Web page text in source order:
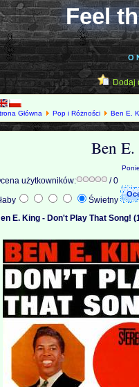
Feel
O
Dodaj
Główna Pop i Różności Ben E.
Ben
użytkowników:
/ 0
Świetny
E. King - Don't Play That Song!